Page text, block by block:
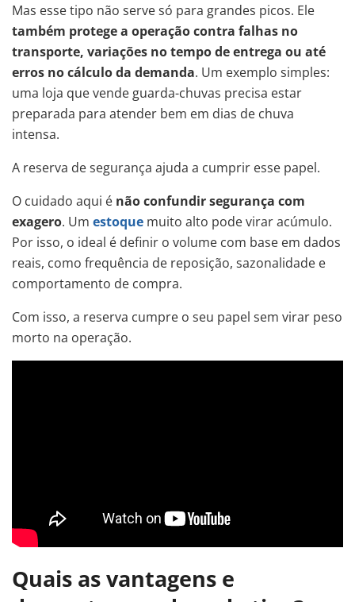
Mas esse tipo não serve só para grandes picos. Ele
também protege a operação contra falhas no
transporte, variações no tempo de entrega ou até
erros no cálculo da demanda. Um exemplo simples:
uma loja que vende guarda-chuvas precisa estar
preparada para atender bem em dias de chuva
intensa.
A reserva de segurança ajuda a cumprir esse papel.
O cuidado aqui é não confundir segurança com
exagero. Um estoque muito alto pode virar acúmulo.
Por isso, o ideal é definir o volume com base em dados
reais, como frequência de reposição, sazonalidade e
comportamento de compra.
Com isso, a reserva cumpre o seu papel sem virar peso
morto na operação.
Quais as vantagens e